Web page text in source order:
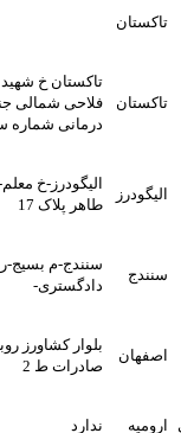
تاکستان خ شهید جایی کوچه
فلاحی شمالی جنب شبکه
درمانی شماره سه
الیگودرز-خ معلم-کوچه بابا
طاهر پلاک 17
سنندج-م بسیج-روبروی
دادگستری-
بلوار کشاورز روبروی بانک
صادرات ط 2
ندارد